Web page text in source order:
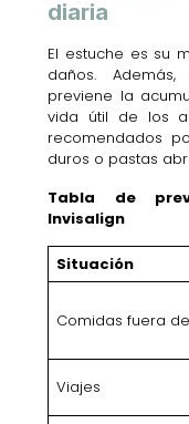
diaria
El estuche es su
daños.
previene la
vida útil de los
recomendados
duros o pastas
Tabla de
Invisalign
Situación
Comidas fuera
Viajes